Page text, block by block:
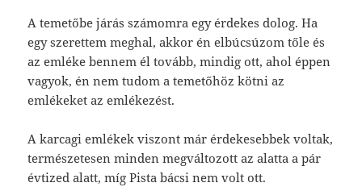
A temetőbe járás számomra egy érdekes dolog. Ha
egy szerettem meghal, akkor én elbúcsúzom tőle és
az emléke bennem él tovább, mindig ott, ahol éppen
vagyok, én nem tudom a temetőhöz kötni az
emlékeket az emlékezést.
A karcagi emlékek viszont már érdekesebbek voltak,
természetesen minden megváltozott az alatta a pár
évtized alatt, míg Pista bácsi nem volt ott.